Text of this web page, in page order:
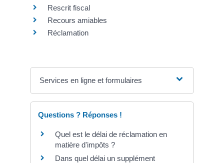
Rescrit fiscal
Recours amiables
Réclamation
Services en ligne et formulaires
Questions ? Réponses !
Quel est le délai de réclamation en
matière d'impôts ?
Dans quel délai un supplément